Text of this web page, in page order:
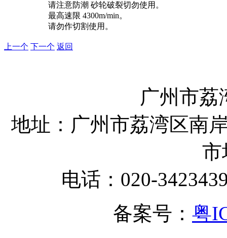
请注意防潮 砂轮破裂切勿使用。
最高速限 4300m/min。
请勿作切割使用。
上一个 下一个 返回
广州市荔
地址：广州市荔湾区南
市
电话：020-
备案号： 粤